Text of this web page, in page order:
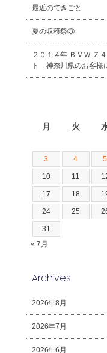
最近のできごと
夏の収穫祭③
２０１４年 ＢＭＷ Ｚ
ト 神奈川県のお客様
月 火
3 4 5
10 11
17 18
24 25
31
« 7月
Archives
2026年8月
2026年7月
2026年6月